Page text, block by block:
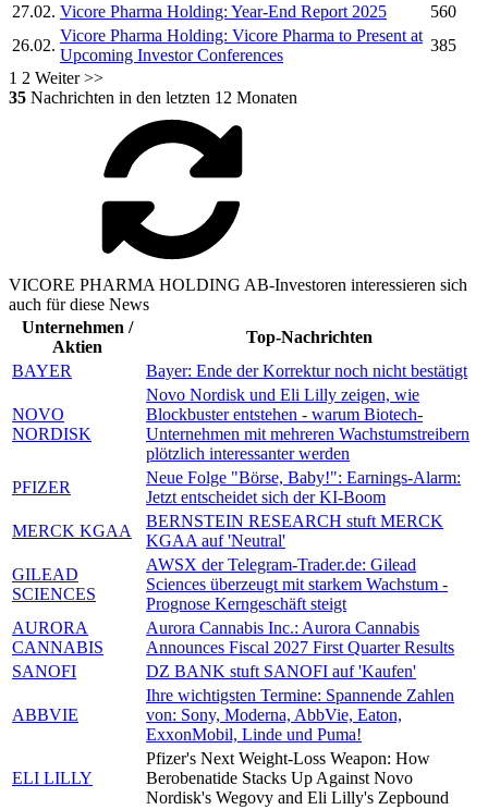
27.02. Vicore Pharma Holding: Year-End Report 2025
560
26.02.
Vicore Pharma Holding: Vicore Pharma to Present at
Upcoming Investor Conferences
385
1 2 Weiter >>
35 Nachrichten in den letzten 12 Monaten
VICORE PHARMA HOLDING AB-Investoren interessieren sich
auch für diese News
Unternehmen /
Aktien
Top-Nachrichten
BAYER
Bayer: Ende der Korrektur noch nicht bestätigt
NOVO
NORDISK
Novo Nordisk und Eli Lilly zeigen, wie
Blockbuster entstehen - warum Biotech-
Unternehmen mit mehreren Wachstumstreibern
plötzlich interessanter werden
PFIZER
Neue Folge "Börse, Baby!": Earnings-Alarm:
Jetzt entscheidet sich der KI-Boom
MERCK KGAA
BERNSTEIN RESEARCH stuft MERCK
KGAA auf 'Neutral'
GILEAD
SCIENCES
AWSX der Telegram-Trader.de: Gilead
Sciences überzeugt mit starkem Wachstum -
Prognose Kerngeschäft steigt
AURORA
CANNABIS
Aurora Cannabis Inc.: Aurora Cannabis
Announces Fiscal 2027 First Quarter Results
SANOFI
DZ BANK stuft SANOFI auf 'Kaufen'
ABBVIE
Ihre wichtigsten Termine: Spannende Zahlen
von: Sony, Moderna, AbbVie, Eaton,
ExxonMobil, Linde und Puma!
ELI LILLY
Pfizer's Next Weight-Loss Weapon: How
Berobenatide Stacks Up Against Novo
Nordisk's Wegovy and Eli Lilly's Zepbound